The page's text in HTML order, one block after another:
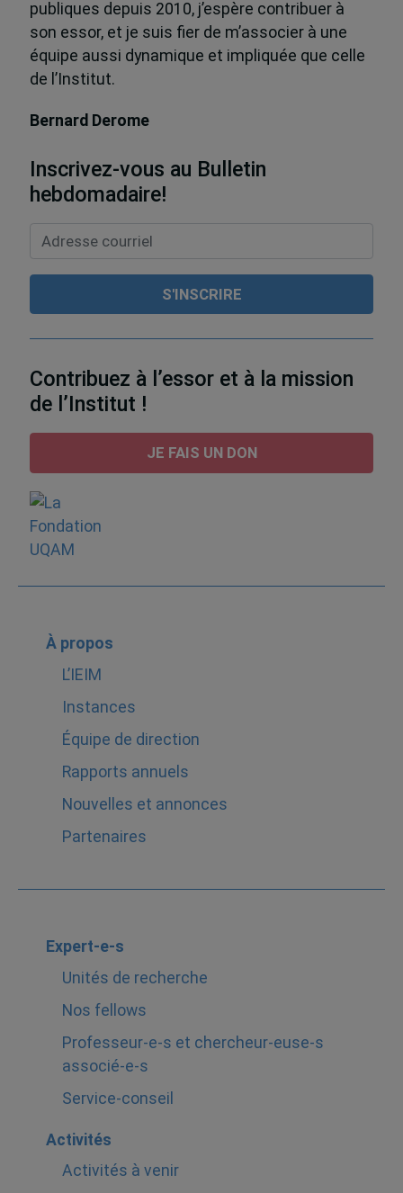
publiques depuis 2010, j’espère contribuer à
son essor, et je suis fier de m’associer à une
équipe aussi dynamique et impliquée que celle
de l’Institut.
Bernard Derome
Inscrivez-vous au Bulletin
hebdomadaire!
Contribuez à l’essor et à la mission
de l’Institut !
JE FAIS UN DON
À propos
L’IEIM
Instances
Équipe de direction
Rapports annuels
Nouvelles et annonces
Partenaires
Expert-e-s
Unités de recherche
Nos fellows
Professeur-e-s et chercheur-euse-s
associé-e-s
Service-conseil
Activités
Activités à venir